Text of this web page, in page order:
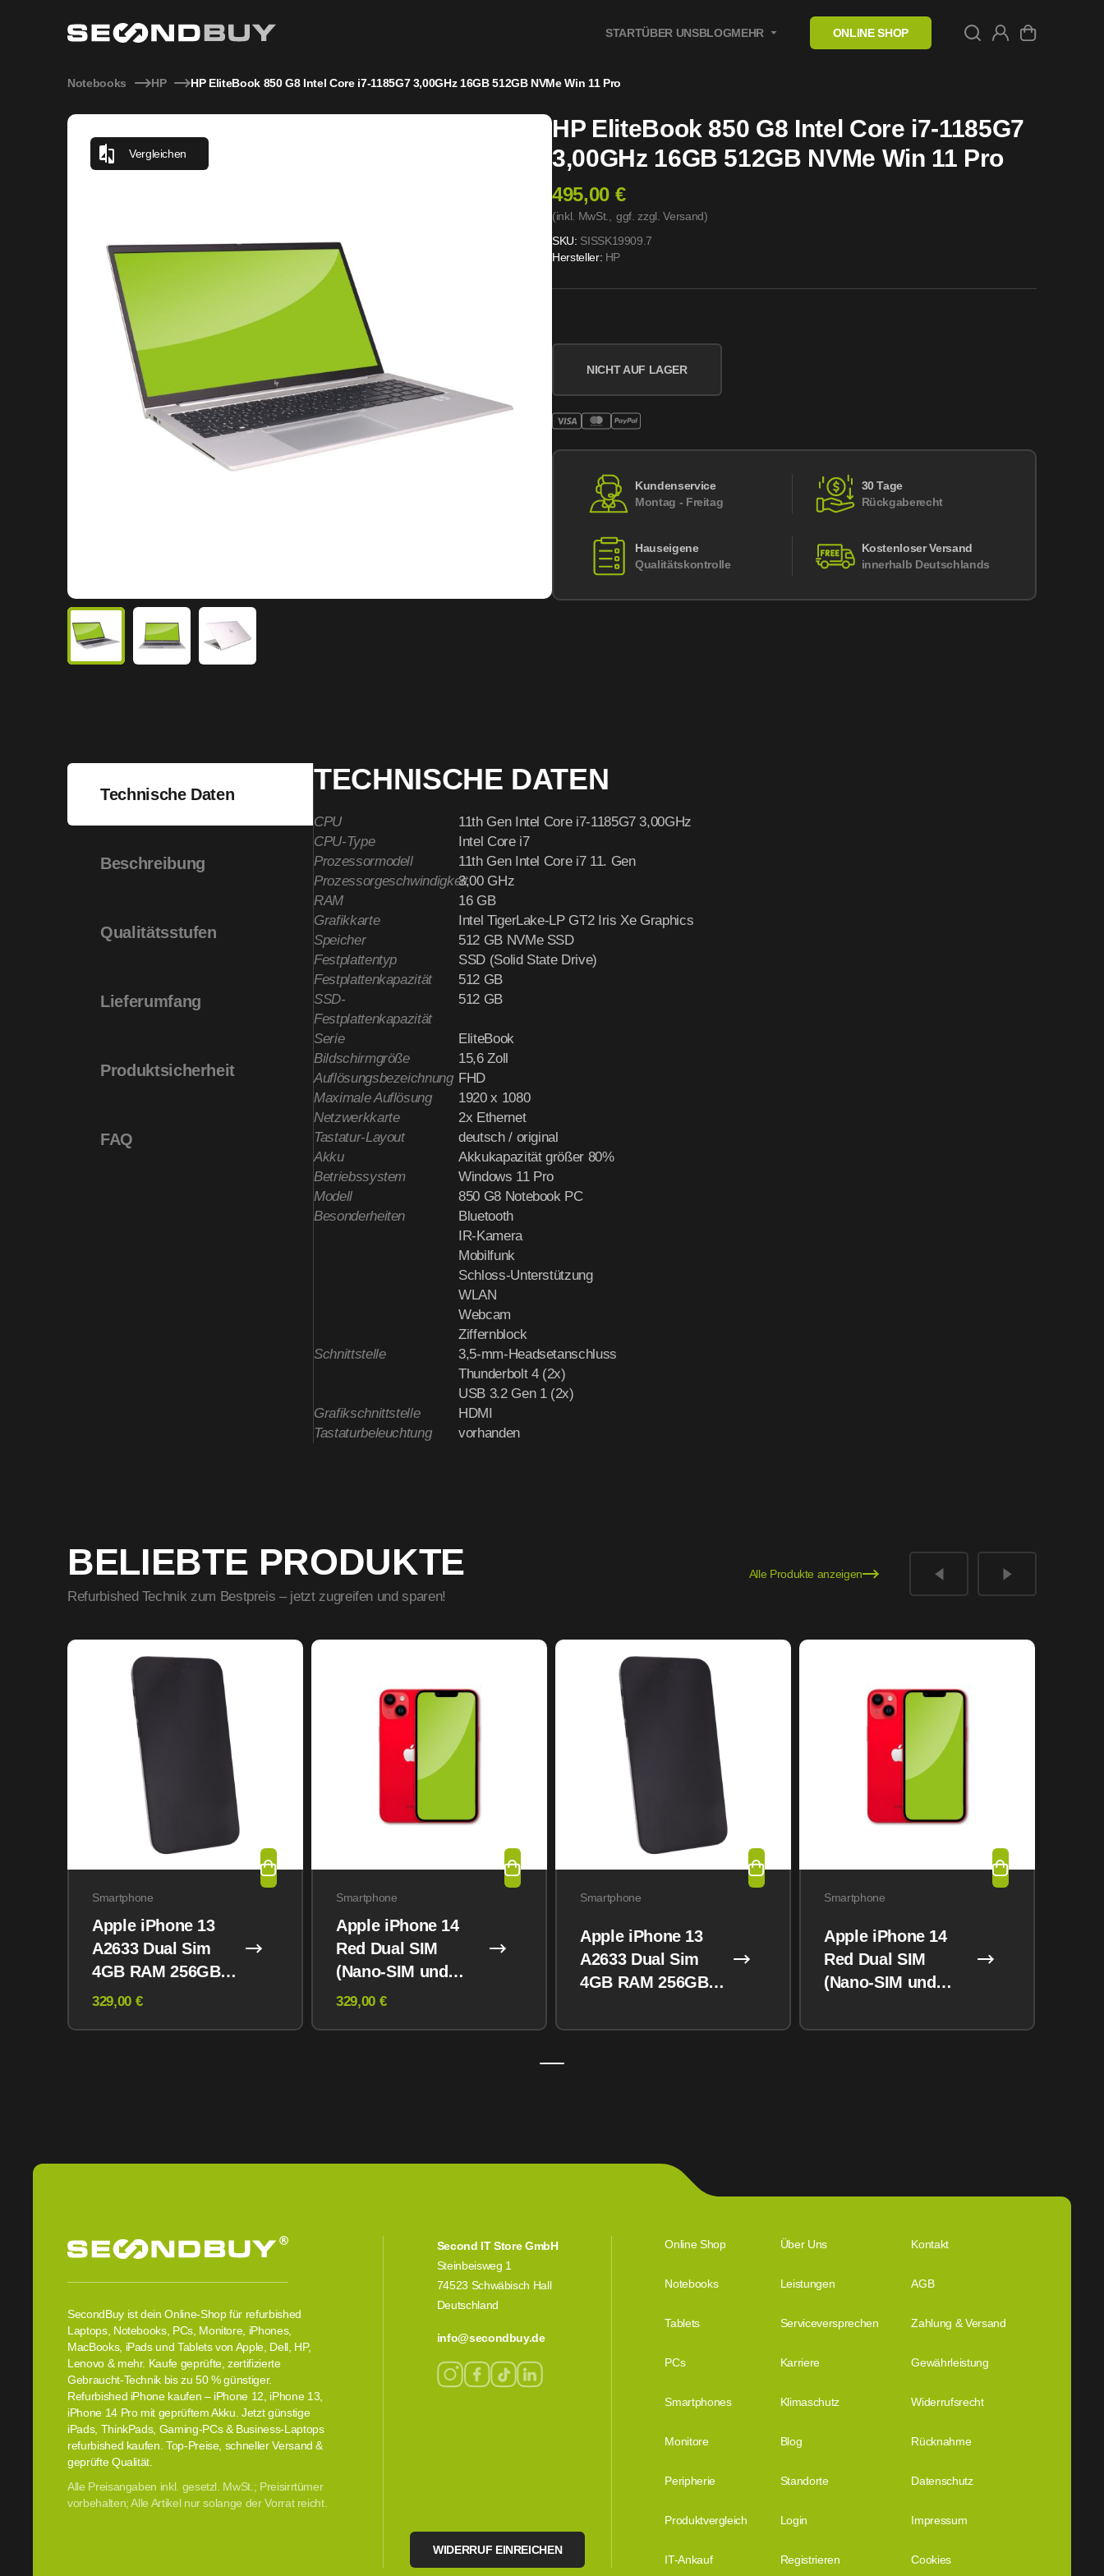
STARTÜBER UNSBLOGMEHR ONLINE SHOP
Notebooks HP HP EliteBook 850 G8 Intel Core i7-1185G7 3,00GHz 16GB 512GB NVMe Win 11 Pro
Vergleichen
HP EliteBook 850 G8 Intel Core i7-1185G7
3,00GHz 16GB 512GB NVMe Win 11 Pro
495,00 €
(inkl. MwSt., ggf. zzgl. Versand)
SKU: SISSK19909.7
Hersteller: HP
NICHT AUF LAGER
Kundenservice
Montag - Freitag
30 Tage
Rückgaberecht
Hauseigene
Qualitätskontrolle
Kostenloser Versand
innerhalb Deutschlands
Technische Daten
Beschreibung
Qualitätsstufen
Lieferumfang
Produktsicherheit
FAQ
TECHNISCHE DATEN
CPU
11th Gen Intel Core i7-1185G7 3,00GHz
CPU-Type
Intel Core i7
Prozessormodell
11th Gen Intel Core i7 11. Gen
Prozessorgeschwindigkeit3,00 GHz
RAM
16 GB
Grafikkarte
Intel TigerLake-LP GT2 Iris Xe Graphics
Speicher
512 GB NVMe SSD
Festplattentyp
SSD (Solid State Drive)
Festplattenkapazität
512 GB
SSD-
Festplattenkapazität
512 GB
Serie
EliteBook
Bildschirmgröße
15,6 Zoll
Auflösungsbezeichnung FHD
Maximale Auflösung
1920 x 1080
Netzwerkkarte
2x Ethernet
Tastatur-Layout
deutsch / original
Akku
Akkukapazität größer 80%
Betriebssystem
Windows 11 Pro
Modell
850 G8 Notebook PC
Besonderheiten
Bluetooth
IR-Kamera
Mobilfunk
Schloss-Unterstützung
WLAN
Webcam
Ziffernblock
Schnittstelle
3,5-mm-Headsetanschluss
Thunderbolt 4 (2x)
USB 3.2 Gen 1 (2x)
Grafikschnittstelle
HDMI
Tastaturbeleuchtung
vorhanden
BELIEBTE PRODUKTE
Refurbished Technik zum Bestpreis – jetzt zugreifen und sparen!
Alle Produkte anzeigen
Smartphone
Apple iPhone 13
A2633 Dual Sim
4GB RAM 256GB
Midnight
329,00 €
Smartphone
Apple iPhone 14
Red Dual SIM
(Nano-SIM und
eSIM) 128GB
329,00 €
Smartphone
Apple iPhone 13
A2633 Dual Sim
4GB RAM 256GB
Smartphone
Apple iPhone 14
Red Dual SIM
(Nano-SIM und
SecondBuy ist dein Online-Shop für refurbished
Laptops, Notebooks, PCs, Monitore, iPhones,
MacBooks, iPads und Tablets von Apple, Dell, HP,
Lenovo & mehr. Kaufe geprüfte, zertifizierte
Gebraucht-Technik bis zu 50 % günstiger.
Refurbished iPhone kaufen – iPhone 12, iPhone 13,
iPhone 14 Pro mit geprüftem Akku. Jetzt günstige
iPads, ThinkPads, Gaming-PCs & Business-Laptops
refurbished kaufen. Top-Preise, schneller Versand &
geprüfte Qualität.
Alle Preisangaben inkl. gesetzl. MwSt.; Preisirrtümer
vorbehalten; Alle Artikel nur solange der Vorrat reicht.
Second IT Store GmbH
Steinbeisweg 1
74523 Schwäbisch Hall
Deutschland
info@secondbuy.de
WIDERRUF EINREICHEN
Online Shop Über Uns Kontakt
Notebooks Leistungen AGB
Tablets Serviceversprechen Zahlung & Versand
PCs Karriere Gewährleistung
Smartphones Klimaschutz Widerrufsrecht
Monitore Blog Rücknahme
Peripherie Standorte Datenschutz
Produktvergleich Login Impressum
IT-Ankauf Registrieren Cookies